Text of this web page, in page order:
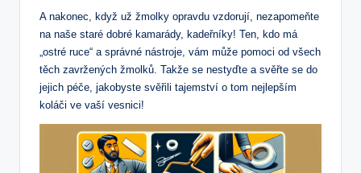
A nakonec,‌ když už⁣ žmolky opravdu vzdorují, ⁣nezapomeňte⁢
na naše staré ‍dobré kamarády, kadeřníky! Ten, ⁢kdo⁤ má
„ostré ruce“ a správné nástroje, vám může pomoci ‌od všech
těch zavržených⁢ žmolků. Takže se nestyďte a svěřte se ‌do
‌jejich​ péče, jakobyste svěřili tajemství o​ tom nejlepším
koláči ​ve ⁢vaší⁢ vesnici!